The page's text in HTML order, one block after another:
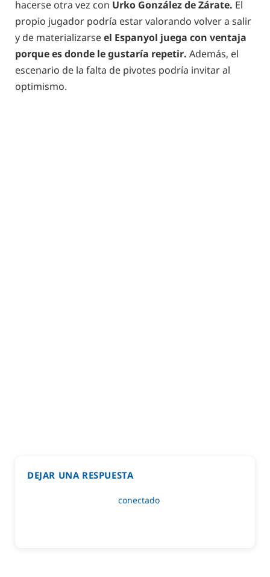
hacerse otra vez con Urko González de Zárate. El
propio jugador podría estar valorando volver a salir
y de materializarseel Espanyol juega con ventaja
porque es donde le gustaría repetir. Además, el
escenario de la falta de pivotes podría invitar al
optimismo.
DEJAR UNA RESPUESTA
conectado